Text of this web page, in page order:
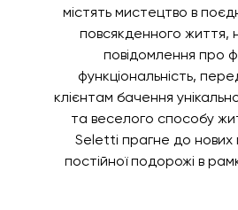
містять мистецтво в
повсякденного життя,
повідомлення про
функціональність,
клієнтам бачення
та веселого способу
Seletti прагне до нових
постійної подорожі в